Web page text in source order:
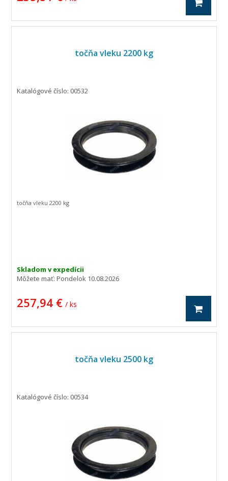
točňa vleku 2200 kg
Katalógové číslo: 00532
Skladom v expedícii
Môžete mať:Pondelok 10.08.2026
257,94 € / ks
točňa vleku 2200 kg
točňa vleku 2500 kg
Katalógové číslo: 00534